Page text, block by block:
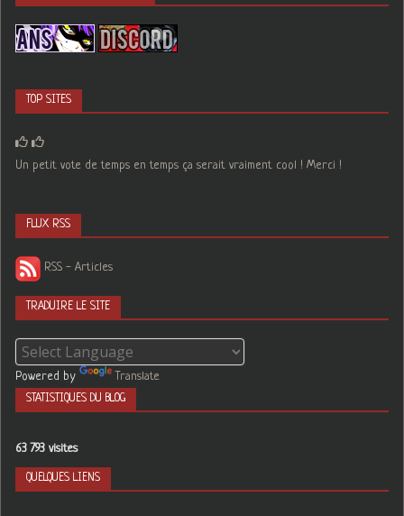
TOP SITES
Un petit vote de temps en temps ça serait vraiment cool ! Merci !
FLUX RSS
RSS - Articles
TRADUIRE LE SITE
Powered by Translate
STATISTIQUES DU BLOG
63 793 visites
QUELQUES LIENS